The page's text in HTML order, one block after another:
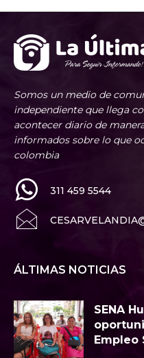
Somos un medio de
independiente que llega
acontecer diario de
informados sobre lo que
colombia
311 459 5544
ÁLTIMAS NOTICIAS
SENA
Empleo